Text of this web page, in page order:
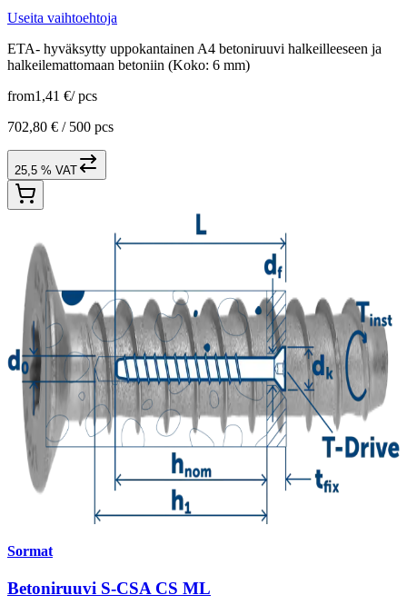
Useita vaihtoehtoja
ETA- hyväksytty uppokantainen A4 betoniruuvi halkeilleeseen ja
halkeilemattomaan betoniin (Koko: 6 mm)
from1,41 €/ pcs
702,80 € / 500 pcs
25,5 % VAT
Sormat
Betoniruuvi S-CSA CS ML